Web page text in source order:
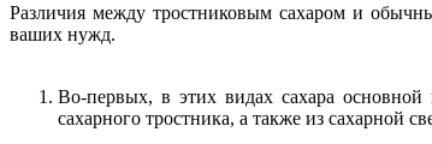
Различия между тростниковым сахаром и
ваших нужд.
Во-первых, в этих видах сахара основной
сахарного тростника, а также из сахарной